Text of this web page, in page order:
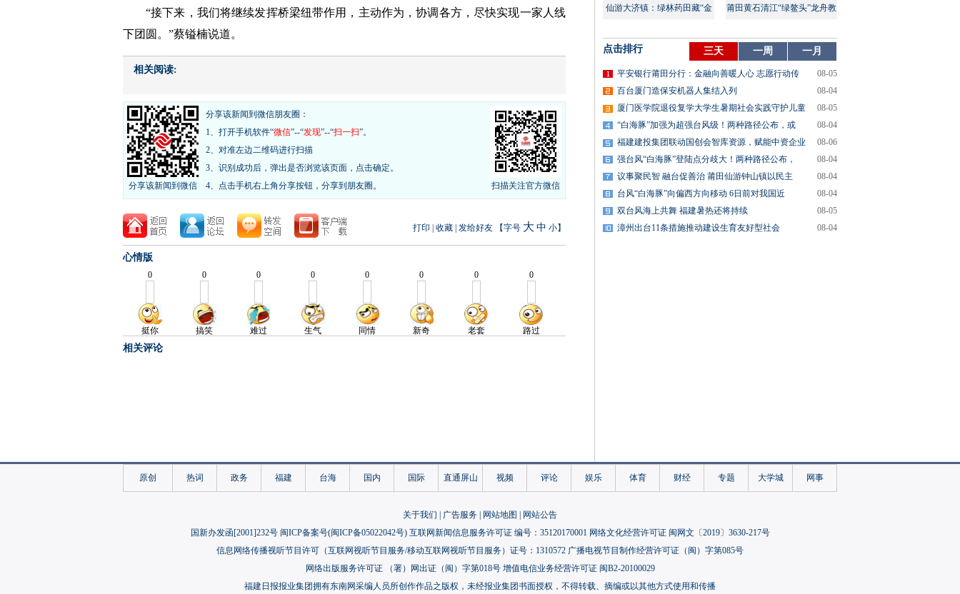
“接下来，我们将继续发挥桥梁纽带作用，主动作为，协调各方，尽快实现一家人线
下团圆。”蔡镒楠说道。
相关阅读:
扫描关注官方微信
分享该新闻到微信
分享该新闻到微信朋友圈：
1、打开手机软件“微信”--“发现”--“扫一扫”。
2、对准左边二维码进行扫描
3、识别成功后，弹出是否浏览该页面，点击确定。
4、点击手机右上角分享按钮，分享到朋友圈。
打印 收藏 发给好友 【字号 大 中 小】
心情版
相关评论
仙游大济镇：绿林药田藏“金
莆田黄石清江“绿鳌头”龙舟教
点击排行 三天 一周 一月
平安银行莆田分行：金融向善暖人心 志愿行动传
08-05
百台厦门造保安机器人集结入列
08-04
厦门医学院退役复学大学生暑期社会实践守护儿童
08-05
“白海豚”加强为超强台风级！两种路径公布，或
08-04
福建建投集团联动国创会智库资源，赋能中资企业
08-06
强台风“白海豚”登陆点分歧大！两种路径公布，
08-04
议事聚民智 融台促善治 莆田仙游钟山镇以民主
08-04
台风“白海豚”向偏西方向移动 6日前对我国近
08-04
双台风海上共舞 福建暑热还将持续
08-05
漳州出台11条措施推动建设生育友好型社会
08-04
原创 热词 政务 福建 台海 国内 国际 直通屏山 视频 评论 娱乐 体育 财经 专题 大学城 网事
关于我们 广告服务 网站地图
网站公告
国新办发函[2001]232号 闽ICP备案号(闽ICP备05022042号) 互联网新闻信息服务许可证 编号：35120170001 网络文化经营许可证 闽网文〔2019〕3630-217号
信息网络传播视听节目许可（互联网视听节目服务/移动互联网视听节目服务）证号：1310572 广播电视节目制作经营许可证（闽）字第085号
网络出版服务许可证 （署）网出证（闽）字第018号 增值电信业务经营许可证 闽B2-20100029
福建日报报业集团拥有东南网采编人员所创作作品之版权，未经报业集团书面授权，不得转载、摘编或以其他方式使用和传播